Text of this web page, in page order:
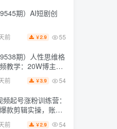
期）AI短剧创
教
零制作恶毒女配短
前 ￥2.9 55
期）人性思维格
教学：20W博主亲
化流程×字幕封面设
示词×橱窗带货6W
验
前 ￥3.9 54
频起号涨粉训练营：
款剪辑实操，账号
划复盘落地教程
前 ￥2.9 54